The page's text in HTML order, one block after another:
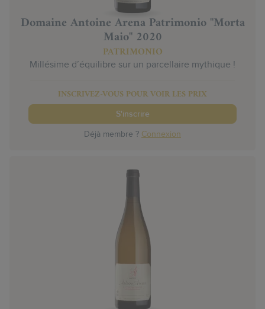
Domaine Antoine Arena Patrimonio "Morta
Maio" 2020
PATRIMONIO
Millésime d’équilibre sur un parcellaire mythique !
INSCRIVEZ-VOUS POUR VOIR LES PRIX
S'inscrire
Déjà membre ? Connexion